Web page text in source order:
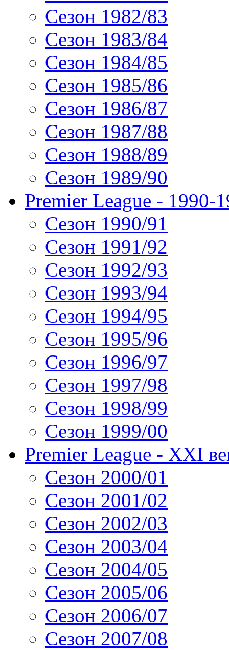
Сезон 1982/83
Сезон 1983/84
Сезон 1984/85
Сезон 1985/86
Сезон 1986/87
Сезон 1987/88
Сезон 1988/89
Сезон 1989/90
Premier League - 1990-
Сезон 1990/91
Сезон 1991/92
Сезон 1992/93
Сезон 1993/94
Сезон 1994/95
Сезон 1995/96
Сезон 1996/97
Сезон 1997/98
Сезон 1998/99
Сезон 1999/00
Premier League - XXI
Сезон 2000/01
Сезон 2001/02
Сезон 2002/03
Сезон 2003/04
Сезон 2004/05
Сезон 2005/06
Сезон 2006/07
Сезон 2007/08